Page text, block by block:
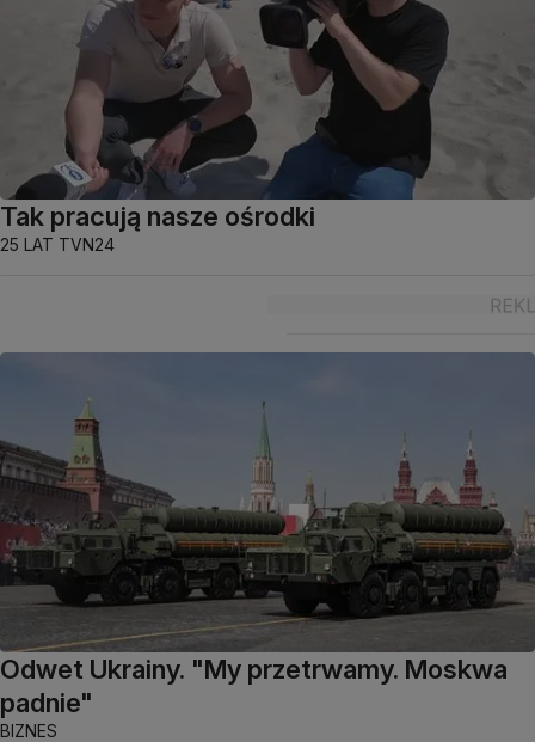
Tak pracują nasze ośrodki
25 LAT TVN24
Odwet Ukrainy. "My przetrwamy. Moskwa
padnie"
BIZNES